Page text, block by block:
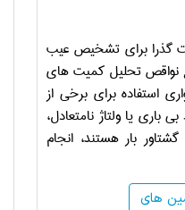
گذرا برای تشخیص عیب
نواقص تحلیل کمیت های
استفاده برای برخی از
یا ولتاژ نامتعادل،
بار هستند، انجام